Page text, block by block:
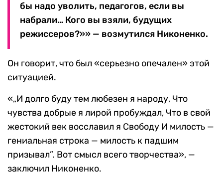
бы надо уволить, педагогов, если вы
набрали… Кого вы взяли, будущих
режиссеров?»» — возмутился Никоненко.
Он говорит, что был «серьезно опечален» этой
ситуацией.
«„И долго буду тем любезен я народу, Что
чувства добрые я лирой пробуждал, Что в свой
жестокий век восславил я Свободу И милость —
гениальная строка — милость к падшим
призывал”. Вот смысл всего творчества», —
заключил Никоненко.